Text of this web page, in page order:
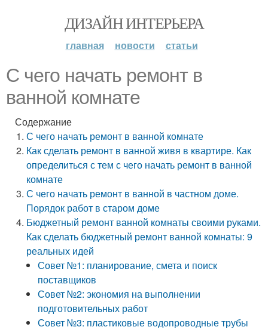
ДИЗАЙН ИНТЕРЬЕРА
главная новости статьи
С чего начать ремонт в
ванной комнате
Содержание
С чего начать ремонт в ванной комнате
Как сделать ремонт в ванной живя в квартире. Как
определиться с тем с чего начать ремонт в ванной
комнате
С чего начать ремонт в ванной в частном доме.
Порядок работ в старом доме
Бюджетный ремонт ванной комнаты своими руками.
Как сделать бюджетный ремонт ванной комнаты: 9
реальных идей
Совет №1: планирование, смета и поиск
поставщиков
Совет №2: экономия на выполнении
подготовительных работ
Совет №3: пластиковые водопроводные трубы